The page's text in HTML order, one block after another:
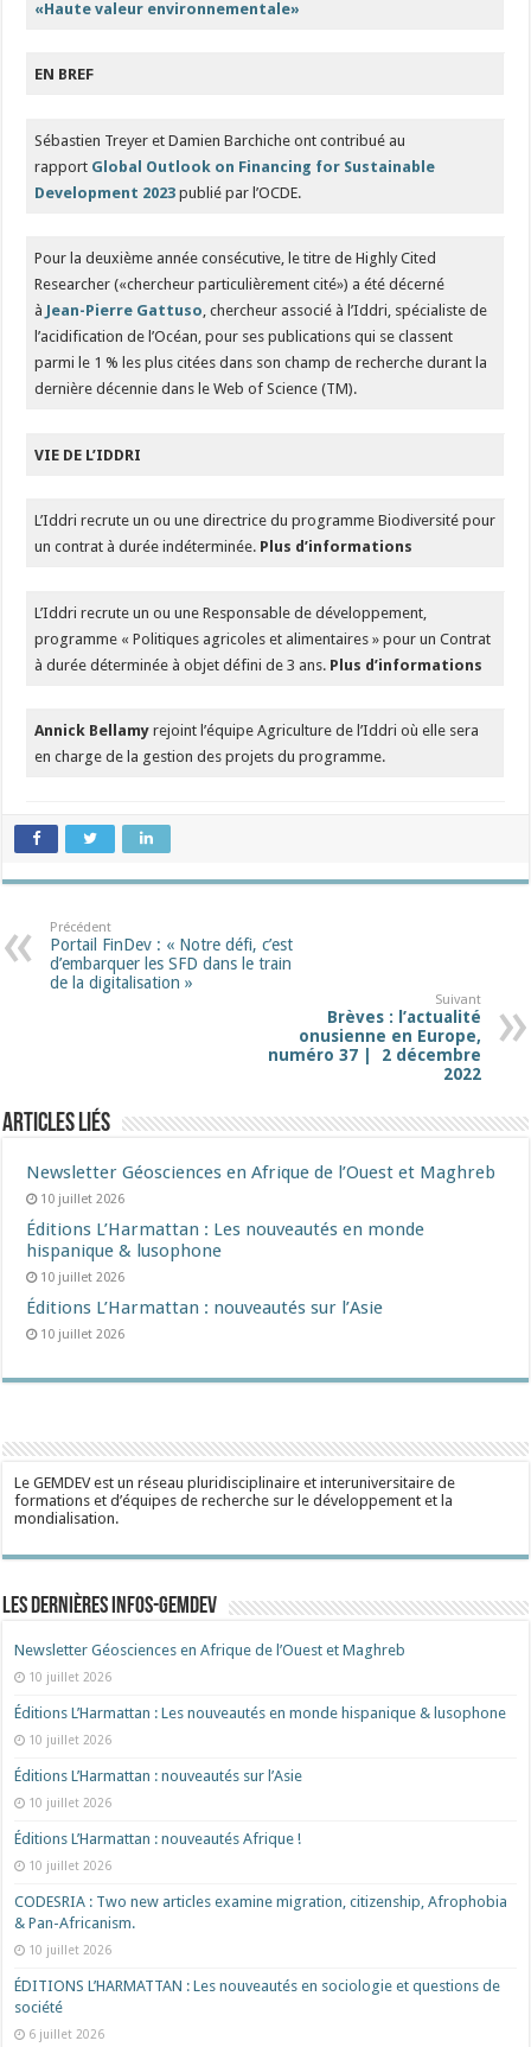
«Haute valeur environnementale»
EN BREF
Sébastien Treyer et Damien Barchiche ont contribué au
rapport Global Outlook on Financing for Sustainable
Development 2023 publié par l’OCDE.
Pour la deuxième année consécutive, le titre de Highly Cited
Researcher («chercheur particulièrement cité») a été décerné
à Jean-Pierre Gattuso, chercheur associé à l’Iddri, spécialiste de
l’acidification de l’Océan, pour ses publications qui se classent
parmi le 1 % les plus citées dans son champ de recherche durant la
dernière décennie dans le Web of Science (TM).
VIE DE L’IDDRI
L’Iddri recrute un ou une directrice du programme Biodiversité pour
un contrat à durée indéterminée. Plus d’informations
L’Iddri recrute un ou une Responsable de développement,
programme « Politiques agricoles et alimentaires » pour un Contrat
à durée déterminée à objet défini de 3 ans. Plus d’informations
Annick Bellamy rejoint l’équipe Agriculture de l’Iddri où elle sera
en charge de la gestion des projets du programme.
Précédent
Portail FinDev : « Notre défi, c’est
d’embarquer les SFD dans le train
de la digitalisation »
Suivant
Brèves : l’actualité
onusienne en Europe,
numéro 37 | 2 décembre
2022
Articles liés
Newsletter Géosciences en Afrique de l’Ouest et Maghreb
10 juillet 2026
Éditions L’Harmattan : Les nouveautés en monde
hispanique & lusophone
10 juillet 2026
Éditions L’Harmattan : nouveautés sur l’Asie
10 juillet 2026
Le GEMDEV est un réseau pluridisciplinaire et interuniversitaire de
formations et d’équipes de recherche sur le développement et la
mondialisation.
Les dernières Infos-Gemdev
Newsletter Géosciences en Afrique de l’Ouest et Maghreb
10 juillet 2026
Éditions L’Harmattan : Les nouveautés en monde hispanique & lusophone
10 juillet 2026
Éditions L’Harmattan : nouveautés sur l’Asie
10 juillet 2026
Éditions L’Harmattan : nouveautés Afrique !​
10 juillet 2026
CODESRIA : Two new articles examine migration, citizenship, Afrophobia
& Pan-Africanism.
10 juillet 2026
ÉDITIONS L’HARMATTAN : Les nouveautés en sociologie et questions de
société
6 juillet 2026